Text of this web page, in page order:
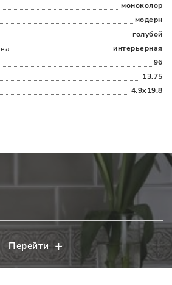
моноколор
модерн
голубой
интерьерная
96
13.75
4.9x19.8
Перейти